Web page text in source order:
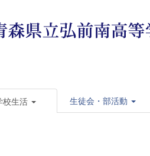
校生活 生徒会・部活動